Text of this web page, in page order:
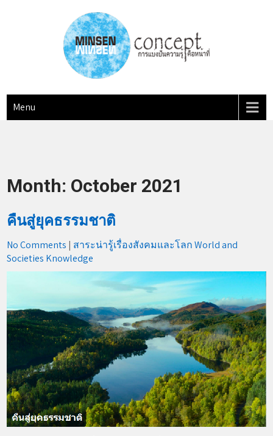
MINSEN Concept
Menu
Month: October 2021
คืนสู่ยุคธรรมชาติ
No Comments | สาระน่ารู้เรื่องสังคมและโลก World and
Societies Knowledge